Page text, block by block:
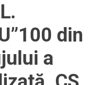
din
a